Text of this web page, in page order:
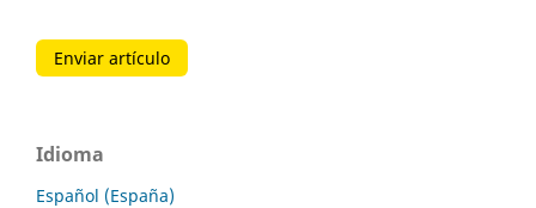
Enviar artículo
Idioma
Español (España)